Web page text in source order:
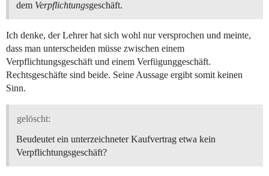
dem Verpflichtungsgeschäft.
Ich denke, der Lehrer hat sich wohl nur versprochen und meinte,
dass man unterscheiden müsse zwischen einem
Verpflichtungsgeschäft und einem Verfügunggeschäft.
Rechtsgeschäfte sind beide. Seine Aussage ergibt somit keinen
Sinn.
gelöscht:
Beudeutet ein unterzeichneter Kaufvertrag etwa kein
Verpflichtungsgeschäft?